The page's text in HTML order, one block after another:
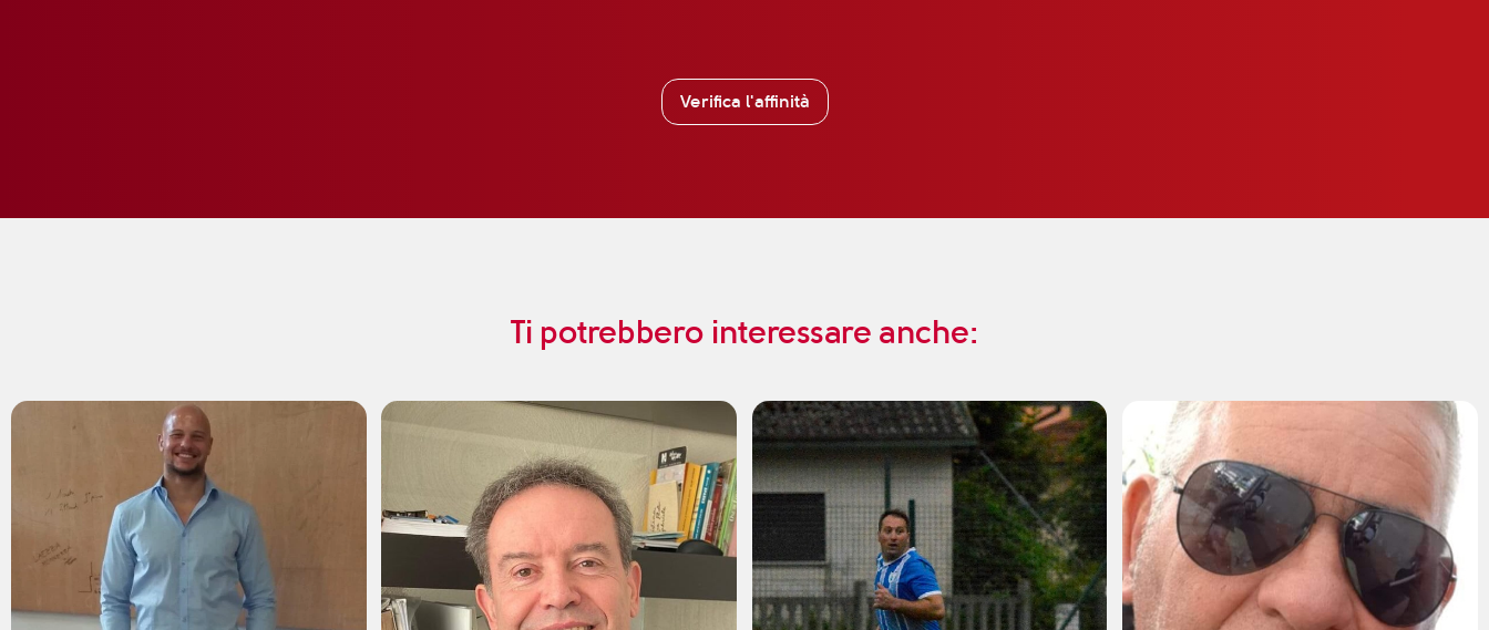
Verifica l'affinità
Ti potrebbero interessare anche: